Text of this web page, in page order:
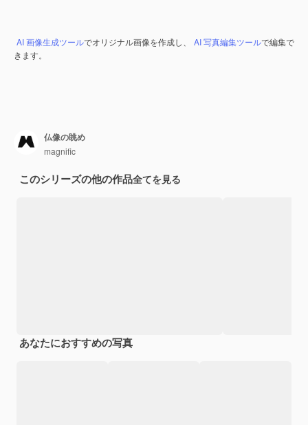
AI 画像生成ツールでオリジナル画像を作成し、 AI 写真編集ツールで編集で
きます。
仏像の眺め
magnific
このシリーズの他の作品全てを見る
あなたにおすすめの写真